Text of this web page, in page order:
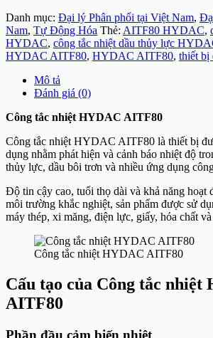
Danh mục: Đại lý Phân phối tại Việt Nam,
Nam, Tự Động Hóa Thẻ: AITF80 HYDAC,
HYDAC, công tắc nhiệt dầu thủy lực
HYDAC AITF80, HYDAC AITF80, thiết bị
Mô tả
Đánh giá (0)
Công tắc nhiệt HYDAC AITF80
Công tắc nhiệt HYDAC AITF80 là thiết bị
dụng nhằm phát hiện và cảnh báo nhiệt độ
thủy lực, dầu bôi trơn và nhiều ứng dụng
Độ tin cậy cao, tuổi thọ dài và khả năng hoạt
môi trường khắc nghiệt, sản phẩm được sử
máy thép, xi măng, điện lực, giấy, hóa chất
Công tắc nhiệt HYDAC AITF80
Cấu tạo của Công tắc nhiệt
AITF80
Phần đầu cảm biến nhiệt